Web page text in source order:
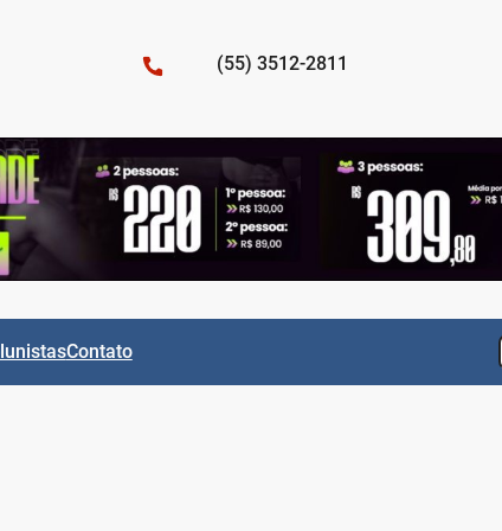
(55) 3512-2811
Contato